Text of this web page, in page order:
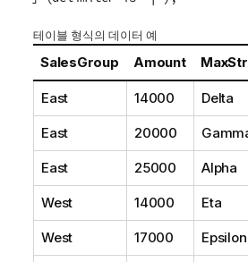
테이블 형식의 데이터 예
SalesGroup Amount
East 14000 Delta
East 20000
East 25000 Alpha
West 14000 Eta
West 17000 Epsilon